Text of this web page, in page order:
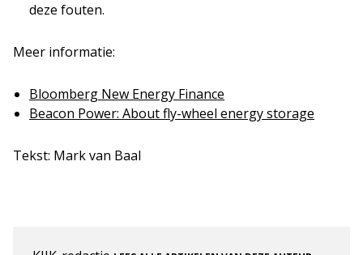
deze fouten.
Meer informatie:
Bloomberg New Energy Finance
Beacon Power: About fly-wheel energy storage
Tekst: Mark van Baal